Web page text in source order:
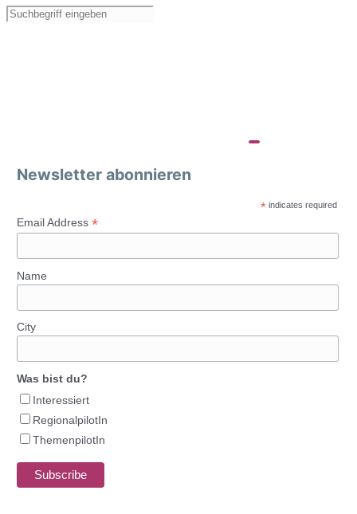
Newsletter abonnieren
* indicates required
Email Address *
Name
City
Was bist du?
Interessiert
RegionalpilotIn
ThemenpilotIn